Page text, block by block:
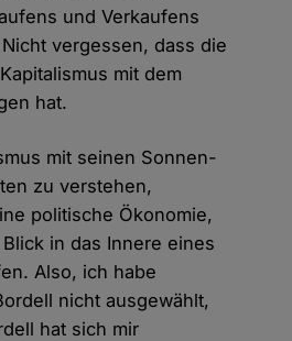
und Verkaufens
vergessen, dass die
mit dem
hat.
mit seinen Sonnen-
zu verstehen,
politische Ökonomie,
in das Innere eines
Also, ich habe
nicht ausgewählt,
hat sich mir